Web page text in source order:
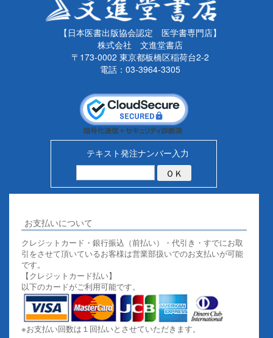
【日本医書出版協会認定 医学書専門店】
株式会社 文進堂書店
〒173-0002 東京都板橋区稲荷台2-2
電話：03-3964-3305
テキスト発注ナンバー入力
お支払いについて
クレジットカード・銀行振込（前払い）・代引き・すでにお取
引をさせて頂いているお客様は営業部扱いでのお支払いが可能
です。
【クレジットカード払い】
以下のカードがご利用可能です。
※お支払い回数は１回払いとさせていただきます。